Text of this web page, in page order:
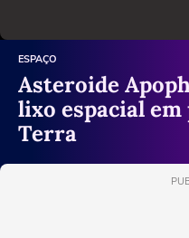
ESPAÇO
Asteroide
lixo espacial em
Terra